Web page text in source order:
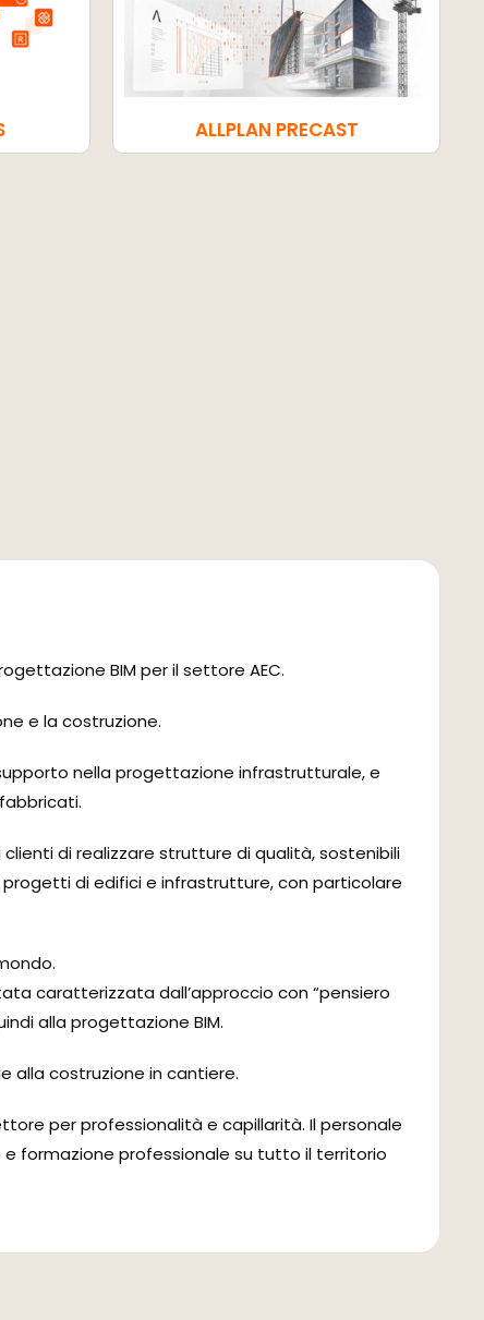
ALLPLAN PRECAST
BIM per il settore AEC.
e la costruzione.
nella progettazione infrastrutturale, e
di realizzare strutture di qualità, sostenibili
progetti di edifici e infrastrutture, con particolare
caratterizzata dall’approccio con “pensiero
alla progettazione BIM.
alla costruzione in cantiere.
per professionalità e capillarità. Il personale
e formazione professionale su tutto il territorio